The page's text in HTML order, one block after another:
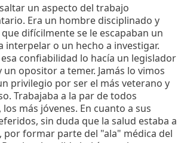
un aspecto del trabajo
Era un hombre disciplinado y
difícilmente se le escapaban un
interpelar o un hecho a investigar.
confiabilidad lo hacía un legislador
un opositor a temer. Jamás lo vimos
privilegio por ser el más veterano y
Trabajaba a la par de todos
más jóvenes. En cuanto a sus
sin duda que la salud estaba a
por formar parte del "ala" médica del